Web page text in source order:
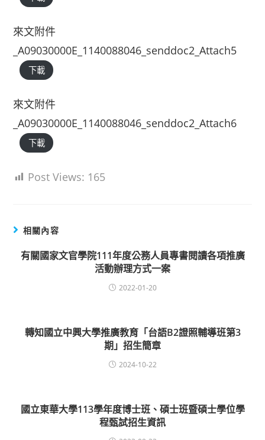
來文附件
_A09030000E_1140088046_senddoc2_Attach5
下載
來文附件
_A09030000E_1140088046_senddoc2_Attach6
下載
Post Views: 165
相關內容
有關國家文官學院111年度公務人員專書閱讀各項推廣
活動辦理方式一案
2022-01-20
轉知國立中興大學推廣教育「台語B2證照輔導班第3
期」招生簡章
2024-10-22
國立東華大學113學年度博士班、碩士班暨碩士學位學
程甄試招生資訊